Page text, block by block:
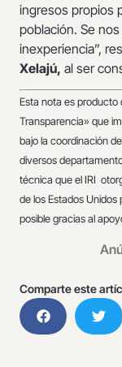
ingresos propios
población. Se
inexperiencia”,
Xelajú, al ser
Esta nota es producto
Transparencia» que
bajo la coordinación
diversos
técnica que el IRI
de los Estados Unidos
posible gracias al
Comparte este